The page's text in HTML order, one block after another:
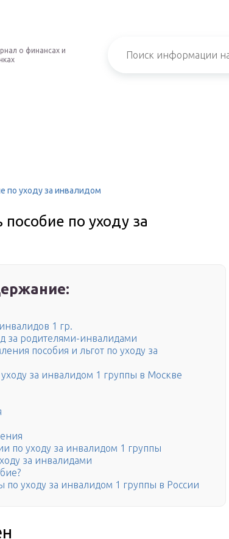
о финансах и
по уходу за инвалидом
по уходу за
1 гр.
за родителями-инвалидами
пособия и льгот по уходу за
за инвалидом 1 группы в Москве
по уходу за инвалидом 1 группы
за инвалидами
по уходу за инвалидом 1 группы в России